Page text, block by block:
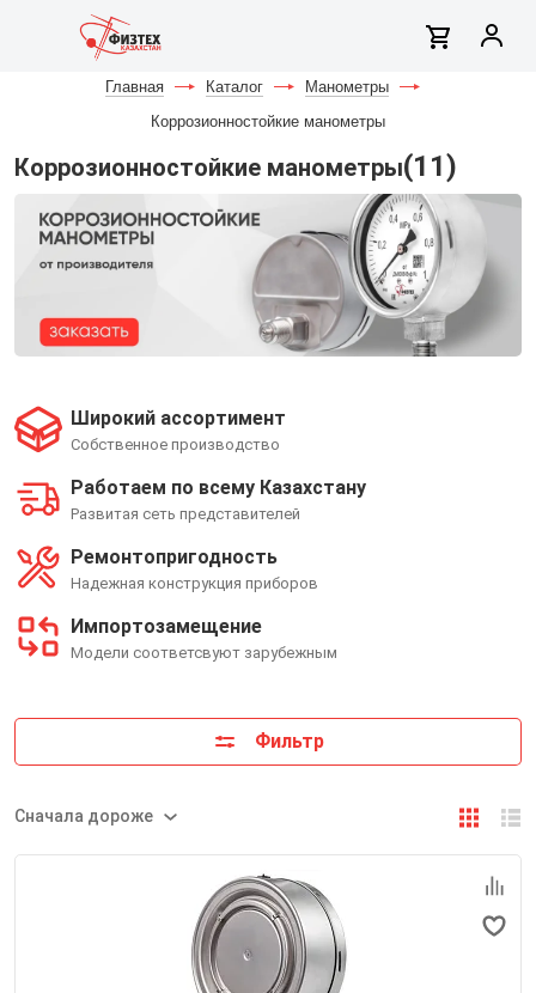
Главная - Каталог - Манометры -
Коррозионностойкие манометры
Коррозионностойкие манометры(11)
Широкий ассортимент
Собственное производство
Работаем по всему Казахстану
Развитая сеть представителей
Ремонтопригодность
Надежная конструкция приборов
Импортозамещение
Модели соответсвуют зарубежным
Фильтр
Сначала дороже
Номинальный диаметр корпуса